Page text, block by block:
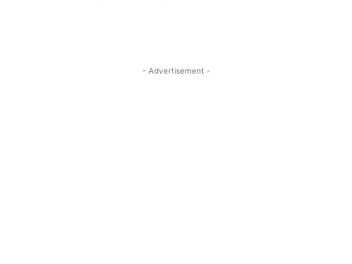
- Advertisement -